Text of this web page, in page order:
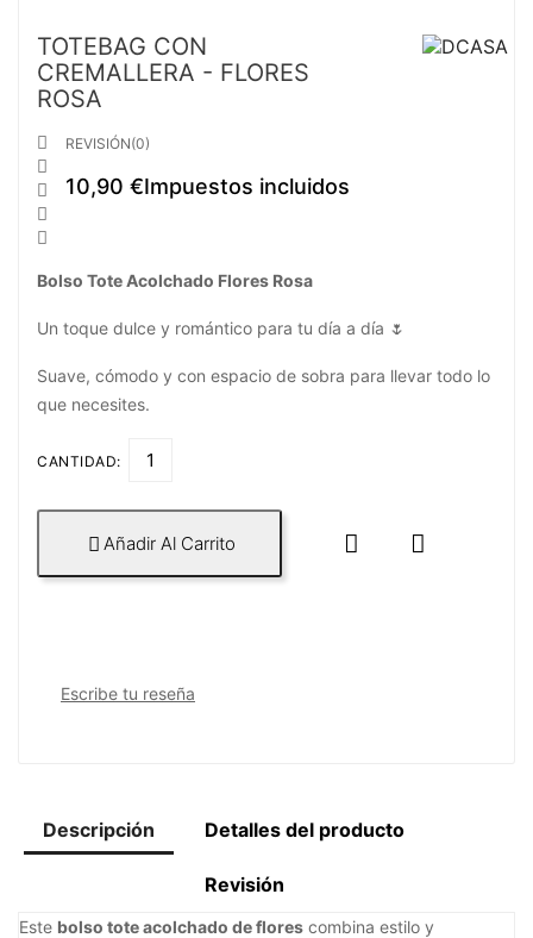
TOTEBAG CON
CREMALLERA - FLORES
ROSA





REVISIÓN(0)
10,90 €Impuestos incluidos
Bolso Tote Acolchado Flores Rosa
Un toque dulce y romántico para tu día a día 🌷
Suave, cómodo y con espacio de sobra para llevar todo lo
que necesites.
CANTIDAD:
 Añadir Al Carrito  
Escribe tu reseña
Descripción Detalles del producto
Revisión
Este bolso tote acolchado de flores combina estilo y